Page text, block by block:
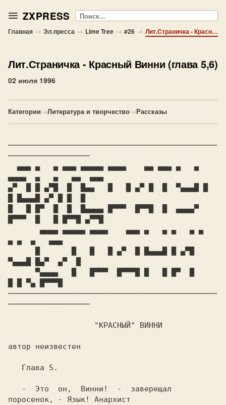
ZXPRESS Поиск
Главная → Эл.пресса → Lime Tree → #26 → Лит.Страничка - Красный Винни (глава 5,6)
Лит.Страничка- Красный Винни (глава 5,6)
02 июля 1996
Категории→Литература и творчество→Рассказы
──────────────────────────────────────────────
──────────────────
  ▄▄▄ ▄   ▄ ▄▄▄ ▄▄▄▄▄ ▄▄▄▄    ▄▄ ▄▄▄ ▄   ▄
▄▄▄▄  ▄   ▄   ▄▄  ▄▄▄
▄▀  █ █ ▄▀█  █  █▄▄   █   █ ▄▀ █  █  ▀▄▄▄█ █
█ █▄▄▄█ ▄▀ █ █  █
█   █ █▀  █  █  █▄▄▄▄ █▀▀▀  █▀▀█  █  ▄▄▄▄▀
█▀▀▀  █   █ █▀▀█ ▄▀▀█
       ▄▄▄▄ ▄▄▄▄▄ ▄▄▄▄    ▄▄▄ ▄   ▄ ▄   ▄ ▄
▄ ▄  ▄   ▄▄▄
▀▄▄▄█ █▄▀  ▄▀  █
      ▀▄▄▄▄   █   █▀▀▀  █▀▀▀█ █   █ █▀  █
█ █ ▀▄ █▀▀▀█
──────────────────────────────────────────────
──────────────────
автор неизвестен
поросенок, - Язык! Анархист